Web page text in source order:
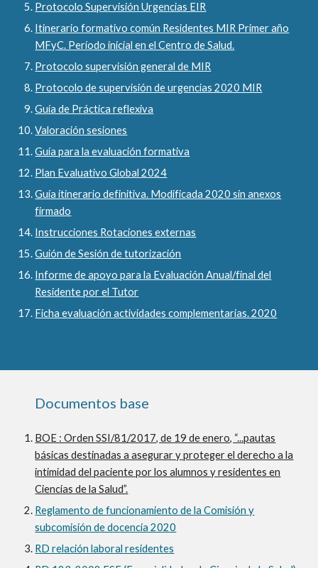
Protocolo Supervisión Urgencias EIR
Itinerario formativo común Residentes MIR Primer año
MFyC. Período inicial en el Centro de Salud.
Protocolo supervisión general de MIR
Protocolo de supervisión de urgencias 2020 MIR
Guía de Práctica reflexiva
Valoración sesiones
Guía para la evaluación formativa
Plan Evaluativo Global 2024
Guía itinerario definitiva. Modificada 2020 sin anexos
firmado
Instrucciones Rotaciones externas
Guión de Sesión de tutorización
Informe de apoyo para la Evaluación Anual/final del
Residente por el Tutor
Ficha evaluación actividades complementarias. 2020
Documentos base
BOE : Orden SSI/81/2017, de 19 de enero, “...pautas
básicas destinadas a asegurar y proteger el derecho a la
intimidad del paciente por los alumnos y residentes en
Ciencias de la Salud”.
Reglamento de funcionamiento de la Comisión y
subcomisión de docencia 2020
RD relación laboral residentes